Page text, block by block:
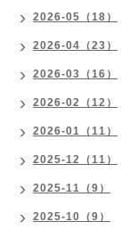
2026-05（18）
2026-04（23）
2026-03（16）
2026-02（12）
2026-01（11）
2025-12（11）
2025-11（9）
2025-10（9）